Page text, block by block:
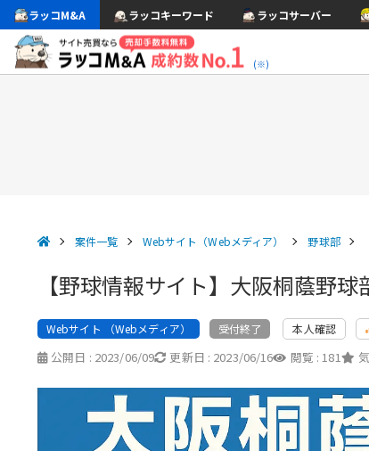
ラッコM&A ラッコキーワード ラッコサーバー
(※)
案件一覧 Webサイト（Webメディア） 野球部
【野球情報サイト】大阪桐蔭野
Webサイト （Webメディア） 受付終了 本人確認
公開日 : 2023/06/09 更新日 : 2023/06/16 閲覧 : 181